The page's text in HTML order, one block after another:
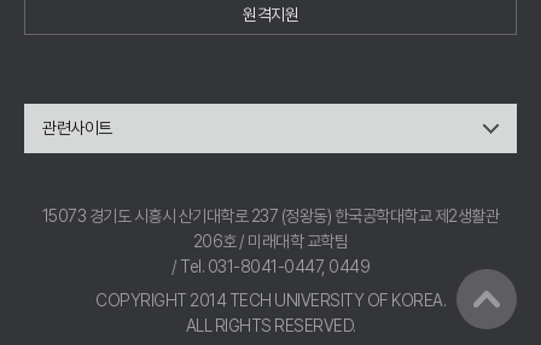
원격지원
관련사이트
15073 경기도 시흥시 산기대학로 237 (정왕동) 한국공학대학교 제2생활관
206호 / 미래대학 교학팀
/ Tel. 031-8041-0447, 0449
COPYRIGHT 2014 TECH UNIVERSITY OF KOREA.
ALL RIGHTS RESERVED.